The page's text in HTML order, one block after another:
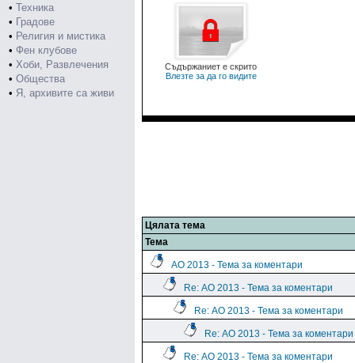
• Техника
• Градове
• Религия и мистика
• Фен клубове
• Хоби, Развлечения
• Общества
• Я, архивите са живи
Съдържаниет е скрито
Влезте за да го видите
Цялата тема
Тема
АО 2013 - Тема за коментари
Re: АО 2013 - Тема за коментари
Re: АО 2013 - Тема за коментари
Re: АО 2013 - Тема за коментари
Re: АО 2013 - Тема за коментари